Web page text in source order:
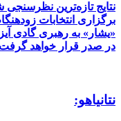
نتایج تازه‌ترین
برگزاری انتخابات
در صدر قرار خواهد
نتانیاهو: